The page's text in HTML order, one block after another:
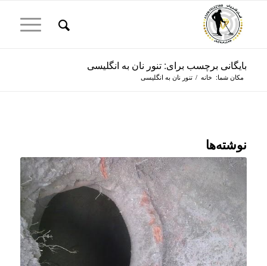
بایگانی برچسب برای: تنور نان به انگلیسی
مکان شما: خانه / تنور نان به انگلیسی
نوشته‌ها